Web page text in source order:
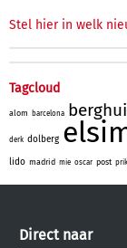
Stel hier in welk
Tagcloud
alom barcelona
derk dolberg
lido madrid mie oscar post
Direct naar